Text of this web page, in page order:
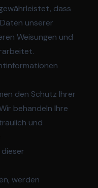
dass
unserer
Weisungen und
den Schutz Ihrer
behandeln Ihre
und
werden